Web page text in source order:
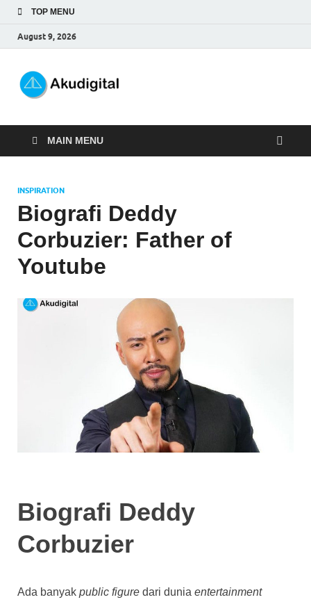
TOP MENU
August 9, 2026
MAIN MENU
INSPIRATION
Biografi Deddy
Corbuzier: Father of
Youtube
Biografi Deddy
Corbuzier
Ada banyak public figure dari dunia entertainment